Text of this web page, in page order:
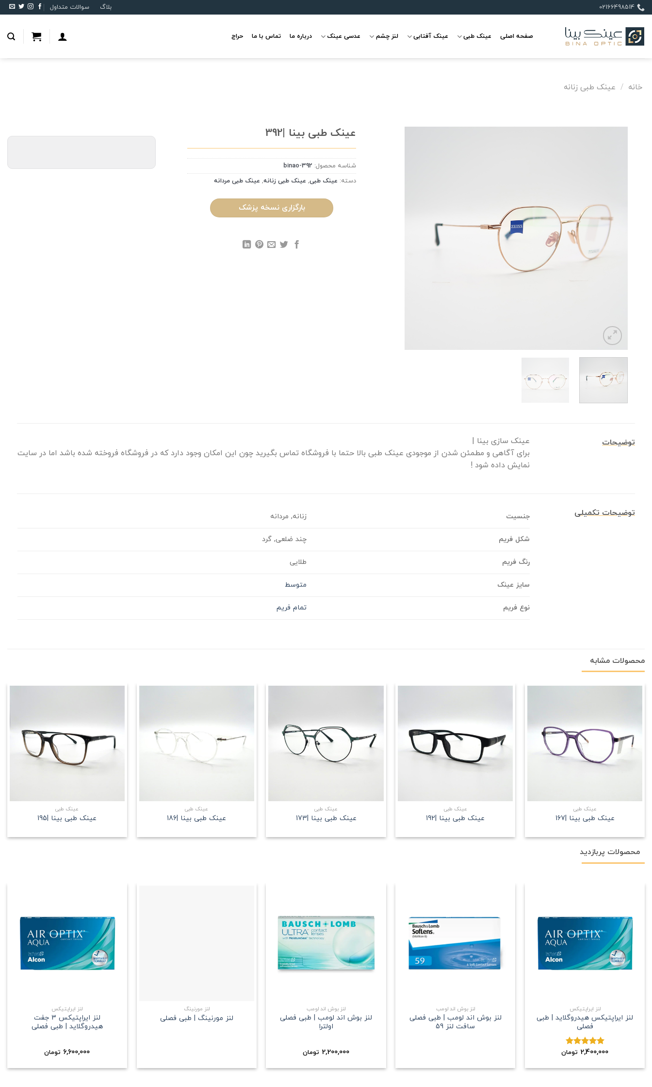
Skip
to
content
02166498514 بلاگ سوالات متداول
صفحه اصلی عینک طبی عینک آفتابی لنز چشم عدسی عینک درباره ما تماس با ما حراج
خانه / عینک طبی زنانه
عینک طبی بینا |392
شناسه محصول: binao-392
دسته: عینک طبی, عینک طبی زنانه, عینک طبی مردانه
بارگزاری نسخه پزشک
توضیحات
عینک سازی بینا |
برای آگاهی و مطمئن شدن از موجودی عینک طبی بالا حتما با فروشگاه تماس بگیرید چون این امکان وجود دارد که در فروشگاه فروخته شده باشد اما در سایت
نمایش داده شود !
توضیحات تکمیلی جنسیت زنانه, مردانه
شکل فریم چند ضلعی, گرد
رنگ فریم طلایی
سایز عینک متوسط
نوع فریم تمام فریم
محصولات مشابه
مندی
عینک طبی
عینک طبی بینا |167
مندی
عینک طبی
عینک طبی بینا |192
مندی
عینک طبی
عینک طبی بینا |173
مندی
عینک طبی
عینک طبی بینا |186
مندی
عینک طبی
عینک طبی بینا |195
محصولات پربازدید
علاقه
لنز ایراپتیکس
لنز ایراپتیکس هیدروگلاید | طبی
فصلی
نمره5.002,400,000 تومان
علاقه
مندی
لنز بوش اند لومب
لنز بوش اند لومب | طبی فصلی
سافت لنز 59
علاقه
مندی
لنز بوش اند لومب
لنز بوش اند لومب | طبی فصلی
اولترا
2,200,000 تومان
لنز مورنینگ
لنز مورنینگ | طبی فصلی
علاقه
لنز ایراپتیکس
لنز ایراپتیکس 3 جفت
هیدروگلاید | طبی فصلی
6,600,000 تومان